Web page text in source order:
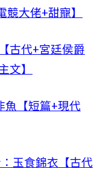
競大佬+甜寵】
古代+宮廷侯爵
文】
魚【短篇+現代
玉食錦衣【古代